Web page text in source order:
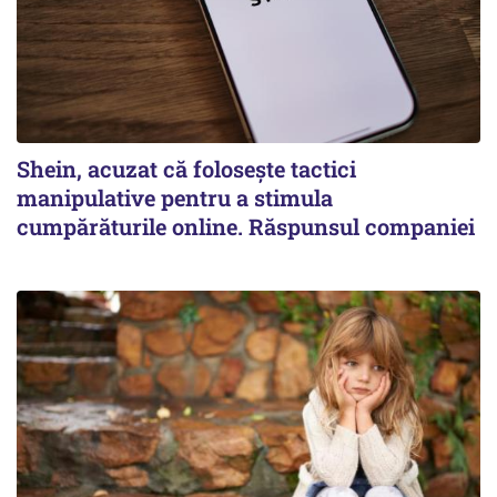
Shein, acuzat că folosește tactici
manipulative pentru a stimula
cumpărăturile online. Răspunsul companiei